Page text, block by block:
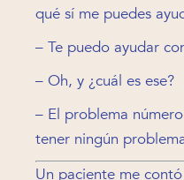
qué sí me puedes
– Te puedo ayudar
– Oh, y ¿cuál es ese?
– El problema
tener ningún
Un paciente me